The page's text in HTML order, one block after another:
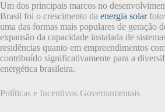
Um dos principais marcos no
Brasil foi o crescimento da energia solar
uma das formas mais populares de geração
expansão da capacidade instalada de
residências quanto em empreendimentos
contribuído significativamente para a
energética brasileira.
Políticas e Incentivos Governamentais